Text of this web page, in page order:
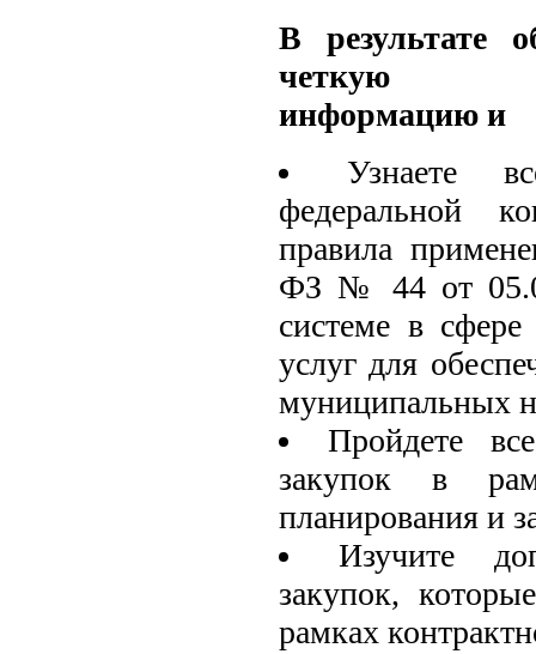
В результате
четкую
информацию и
Узнаете
федеральной
правила
ФЗ № 44 от
системе в сфере
услуг для
муниципальных
Пройдете
закупок в
планирования и
Изучите
закупок,
рамках